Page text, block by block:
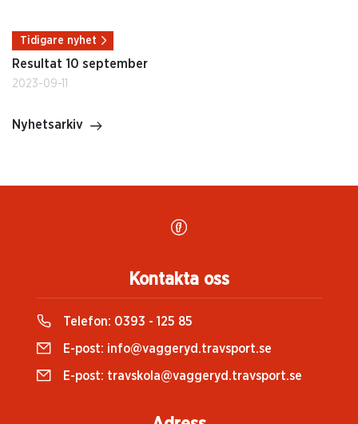
Tidigare nyhet
Resultat 10 september
2023-09-11
Nyhetsarkiv
Kontakta oss
Telefon: 0393 - 125 85
E-post: info@vaggeryd.travsport.se
E-post: travskola@vaggeryd.travsport.se